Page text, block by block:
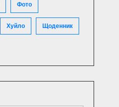
Фото
Хуйло Щоденник